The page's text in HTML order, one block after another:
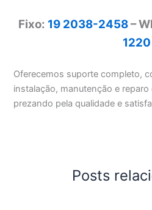
Fixo: 19 2038-2458–
1220
Oferecemos suporte completo,
instalação, manutenção e
prezando pela qualidade e
Posts